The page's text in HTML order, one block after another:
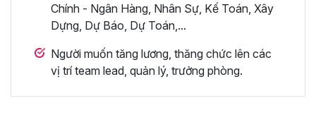
Chính - Ngân Hàng, Nhân Sự, Kế Toán, Xây
Dựng, Dự Báo, Dự Toán,...
Người muốn tăng lương, thăng chức lên các
vị trí team lead, quản lý, trưởng phòng.